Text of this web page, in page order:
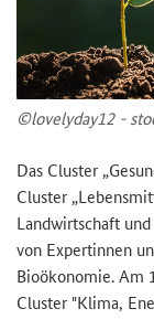
©lovelyday12 -
Das Clus­ter
Clus­ter
Land­wirt­schaft
von Ex­per­tin­nen
Bio­öko­no­mie. Am
Clus­ter "Klima,